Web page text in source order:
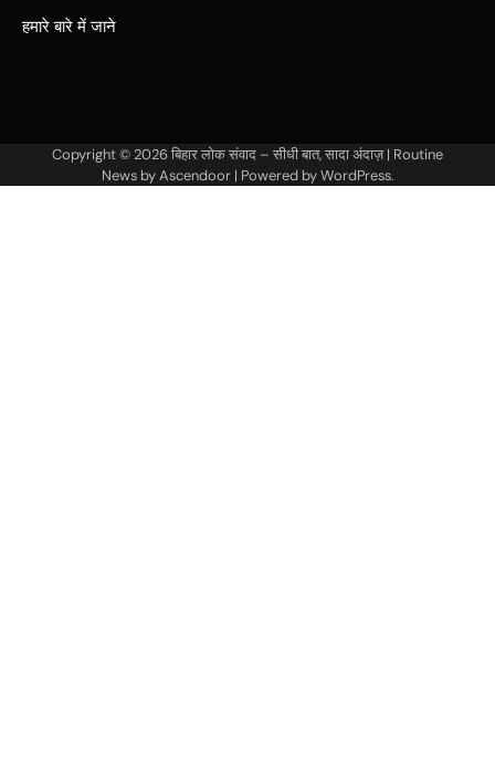
हमारे बारे में जाने
Copyright © 2026बिहार लोक संवाद – सीधी बात, सादा अंदाज़| Routine
News byAscendoor| Powered byWordPress.